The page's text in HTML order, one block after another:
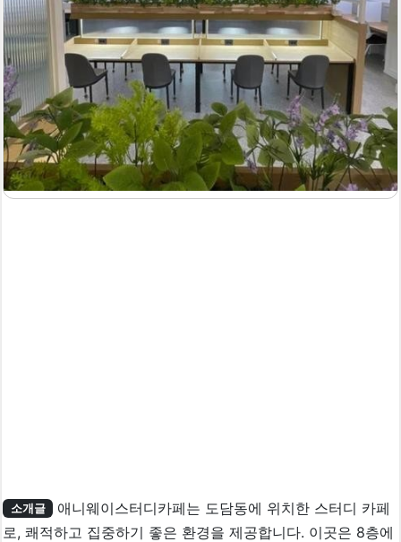
소개글
애니웨이스터디카페는 도담동에 위치한 스터디 카페
로, 쾌적하고 집중하기 좋은 환경을 제공합니다. 이곳은 8층에